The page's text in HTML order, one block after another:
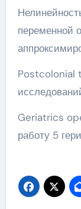
переменной
Postcolonial
Geriatrics
работу 5